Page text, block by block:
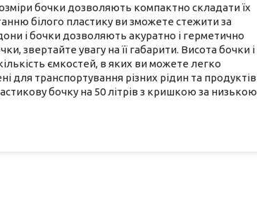
бочки дозволяють компактно складати їх
білого пластику ви зможете стежити за
і бочки дозволяють акуратно і герметично
звертайте увагу на її габарити. Висота бочки і
ємкостей, в яких ви можете легко
для транспортування різних рідин та продуктів
бочку на 50 літрів з кришкою за низькою